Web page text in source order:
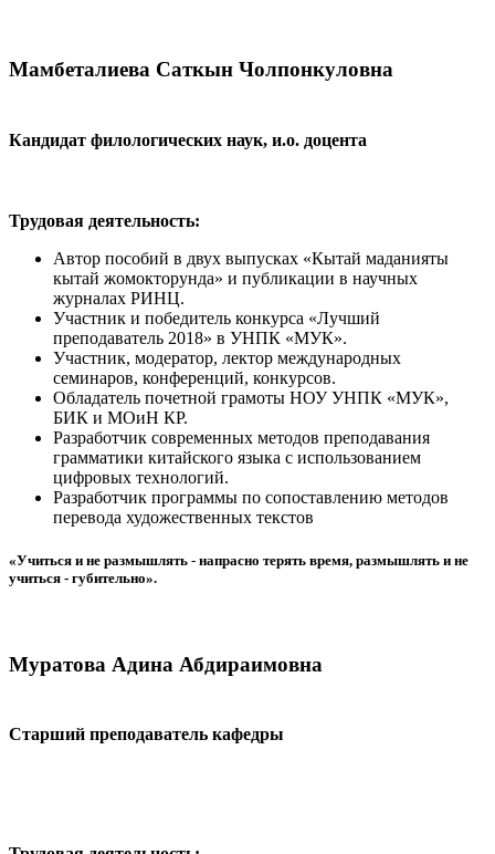
Мамбеталиева Саткын Чолпонкуловна
Кандидат филологических наук, и.о. доцента
Трудовая деятельность:
Автор пособий в двух выпусках «Кытай маданияты
кытай жомокторунда» и публикации в научных
журналах РИНЦ.
Участник и победитель конкурса «Лучший
преподаватель 2018» в УНПК «МУК».
Участник, модератор, лектор международных
семинаров, конференций, конкурсов.
Обладатель почетной грамоты НОУ УНПК «МУК»,
БИК и МОиН КР.
Разработчик современных методов преподавания
грамматики китайского языка с использованием
цифровых технологий.
Разработчик программы по сопоставлению методов
перевода художественных текстов
«Учиться и не размышлять - напрасно терять время, размышлять и не
учиться - губительно».
Муратова Адина Абдираимовна
Старший преподаватель кафедры